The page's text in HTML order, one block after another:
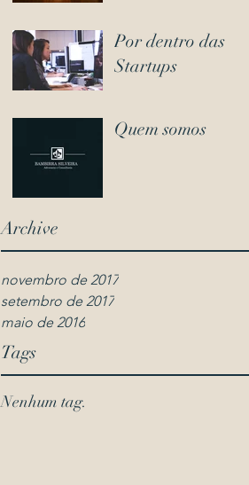
Por dentro das
Startups
Quem somos
Archive
novembro de 2017
setembro de 2017
maio de 2016
Tags
Nenhum tag.